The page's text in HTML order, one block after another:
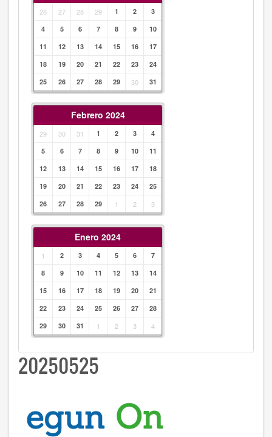
26 27 28 29 1 2
3
4
5 6 7 8 9
10
11
12 13 14 15 16
17
18
19 20 21 22 23
24
25
26 27 28 29 30 31
Febrero 2024
29 30 31 1 2 3
4
5
6 7 8 9 10
11
12
13 14 15 16 17
18
19
20 21 22 23 24
25
26
27 28 29 1 2 3
Enero 2024
1 2 3 4 5 6
7
8
9 10 11 12 13
14
15
16 17 18 19 20
21
22
23 24 25 26 27
28
29
30 31 1 2 3 4
20250525